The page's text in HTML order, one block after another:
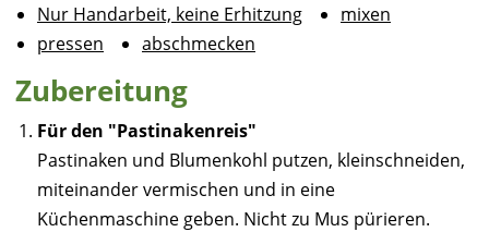
Nur Handarbeit, keine Erhitzung
mixen
pressen
abschmecken
Zubereitung
Für den "Pastinakenreis"
Pastinaken und Blumenkohl putzen, kleinschneiden,
miteinander vermischen und in eine
Küchenmaschine geben. Nicht zu Mus pürieren.